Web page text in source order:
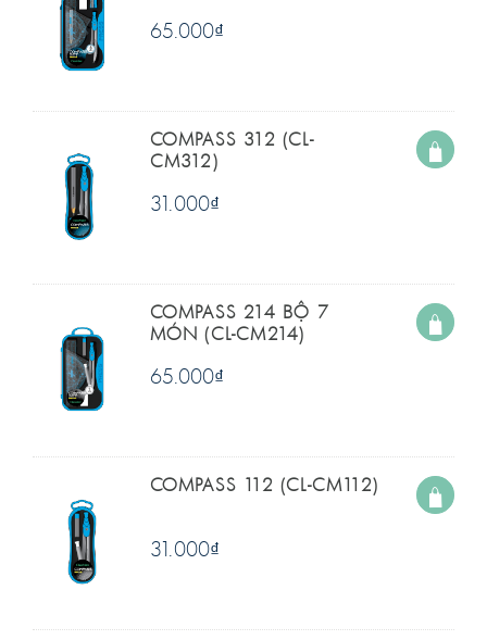
65.000₫
COMPASS 312 (CL-
CM312)
31.000₫
COMPASS 214 BỘ 7
MÓN (CL-CM214)
65.000₫
COMPASS 112 (CL-CM112)
31.000₫